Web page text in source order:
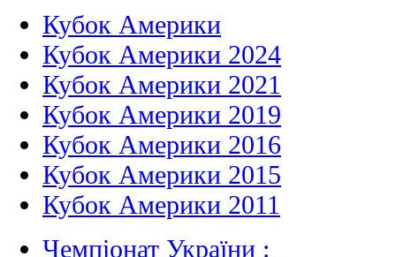
Кубок Америки
Кубок Америки 2024
Кубок Америки 2021
Кубок Америки 2019
Кубок Америки 2016
Кубок Америки 2015
Кубок Америки 2011
Чемпіонат України :